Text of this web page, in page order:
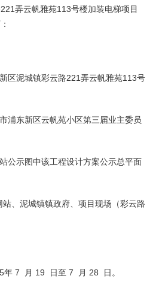
弄云帆雅苑113号楼加装电梯项目
泥城镇彩云路221弄云帆雅苑113号
东新区云帆苑小区第三届业主委员
示图中该工程设计方案公示总平面
、泥城镇镇政府、项目现场（彩云路
7 月 19 日至 7 月 28 日。